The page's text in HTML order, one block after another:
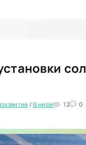
/В мире 12 0